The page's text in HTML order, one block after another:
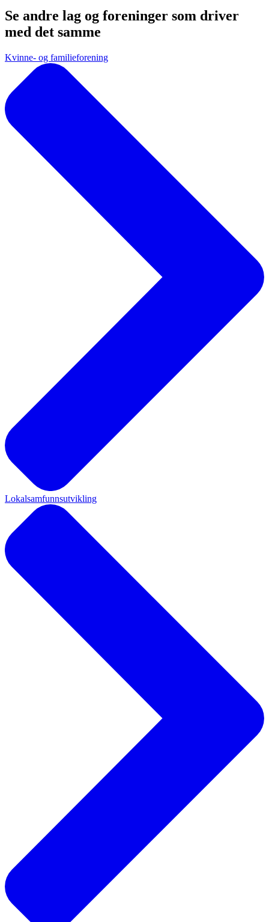
Se andre lag og foreninger som driver
med det samme
Kvinne- og familieforening
Lokalsamfunnsutvikling